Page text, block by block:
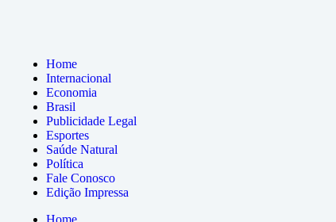
Home
Internacional
Economia
Brasil
Publicidade Legal
Esportes
Saúde Natural
Política
Fale Conosco
Edição Impressa
Home